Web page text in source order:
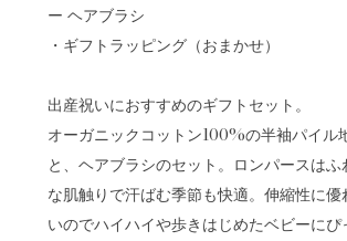
ー ヘアブラシ
・ギフトラッピング（おまかせ）
出産祝いにおすすめのギフトセット。
オーガニックコットン100%の半袖パイル
と、ヘアブラシのセット。ロンパースは
な肌触りで汗ばむ季節も快適。伸縮性に優
いのでハイハイや歩きはじめたベビーにぴ